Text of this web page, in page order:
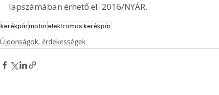
lapszámában érhető el: 2016/NYÁR.
kerékpármotorelektromos kerékpár
Újdonságok, érdekességek